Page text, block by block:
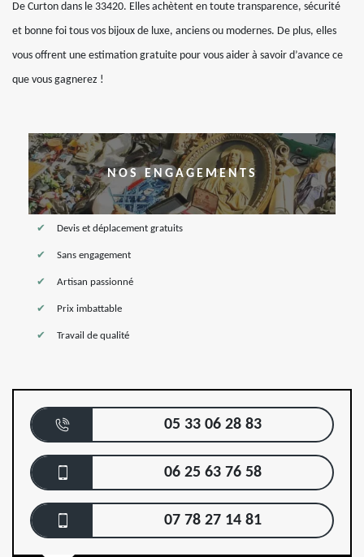
De Curton dans le 33420. Elles achètent en toute transparence, sécurité
et bonne foi tous vos bijoux de luxe, anciens ou modernes. De plus, elles
vous offrent une estimation gratuite pour vous aider à savoir d’avance ce
que vous gagnerez !
NOS ENGAGEMENTS
Devis et déplacement gratuits
Sans engagement
Artisan passionné
Prix imbattable
Travail de qualité
05 33 06 28 83
06 25 63 76 58
07 78 27 14 81